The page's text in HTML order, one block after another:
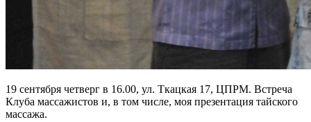
19 сентября четверг в 16.00, ул. Ткацкая 17, ЦПРМ. Встреча
Клуба массажистов и, в том числе, моя презентация тайского
массажа.